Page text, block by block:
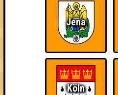
Teil der Oberschicht
Jena
Köln